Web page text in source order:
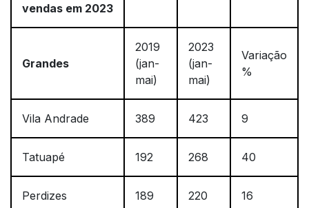
vendas em 2023
Grandes
2019
(jan-
mai)
2023
(jan-
mai)
Variação
%
Vila Andrade 389 423 9
Tatuapé 192 268 40
Perdizes 189 220 16